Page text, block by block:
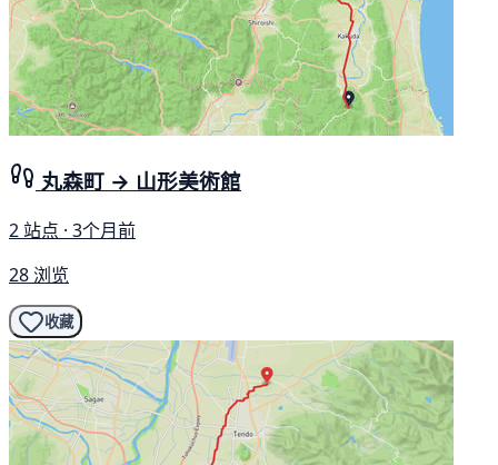
丸森町 → 山形美術館
2 站点 · 3个月前
28 浏览
收藏